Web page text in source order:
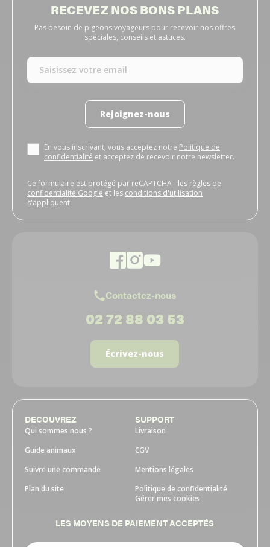
RECEVEZ NOS BONS PLANS
Pas besoin de pigeons voyageurs pour recevoir nos offres
spéciales, conseils et astuces.
Rejoignez-nous
En vous inscrivant, vous acceptez notre Politique de
confidentialité et acceptez de recevoir notre newsletter.
Ce formulaire est protégé par reCAPTCHA - les règles de
confidentialité Google et les conditions d'utilisation
s'appliquent.
Contactez-nous
02 72 88 03 53
Écrivez-nous
DECOUVREZ
Qui sommes nous ?
Guide animaux
Suivre une commande
Plan du site
SUPPORT
Livraison
CGV
Mentions légales
Politique de confidentialité
Gérer mes cookies
LES MOYENS DE PAIEMENT ACCEPTÉS